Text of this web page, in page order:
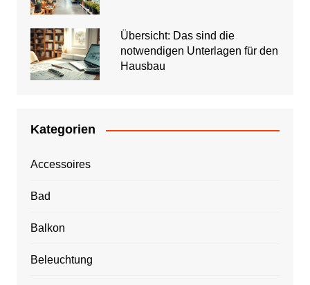
Übersicht: Das sind die
notwendigen Unterlagen für den
Hausbau
Kategorien
Accessoires
Bad
Balkon
Beleuchtung